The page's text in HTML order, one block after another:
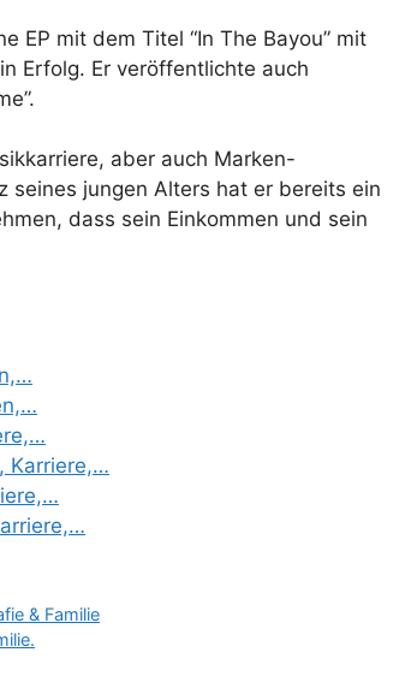
EP mit dem Titel “In The Bayou” mit
Erfolg. Er veröffentlichte auch
aber auch Marken-
seines jungen Alters hat er bereits ein
dass sein Einkommen und sein
Karriere,…
& Familie